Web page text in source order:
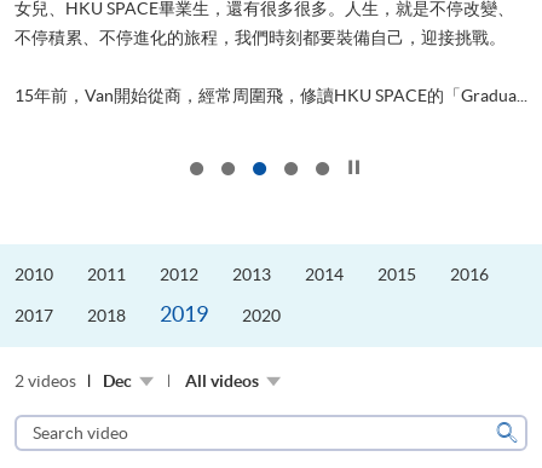
女兒、HKU SPACE畢業生，還有很多很多。人生，就是不停改變、
不停積累、不停進化的旅程，我們時刻都要裝備自己，迎接挑戰。
15年前，Van開始從商，經常周圍飛，修讀HKU SPACE的「Gradua...
2010 2011 2012 2013 2014 2015 2016
2017 2018 2019 2020
2 videos Dec All videos
Search
video